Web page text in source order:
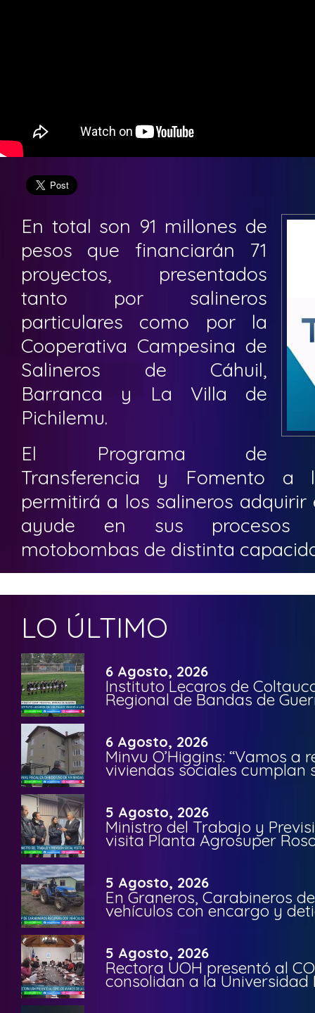
En total son 91 millones de
pesos que financiarán 71
proyectos, presentados
tanto por salineros
particulares como por la
Cooperativa Campesina de
Salineros de Cáhuil,
Barranca y La Villa de
Pichilemu.
El Programa de
Transferencia y Fomento a
permitirá a los salineros
ayude en sus procesos
motobombas de distinta
LO ÚLTIMO
6 Agosto, 2026
Instituto Lecaros de
Regional de Bandas de
6 Agosto, 2026
Minvu O’Higgins: “Vamos a
viviendas sociales cumplan
5 Agosto, 2026
Ministro del Trabajo y
visita Planta Agrosuper
5 Agosto, 2026
En Graneros, Carabineros
vehículos con encargo y
5 Agosto, 2026
Rectora UOH presentó al
consolidan a la Universidad